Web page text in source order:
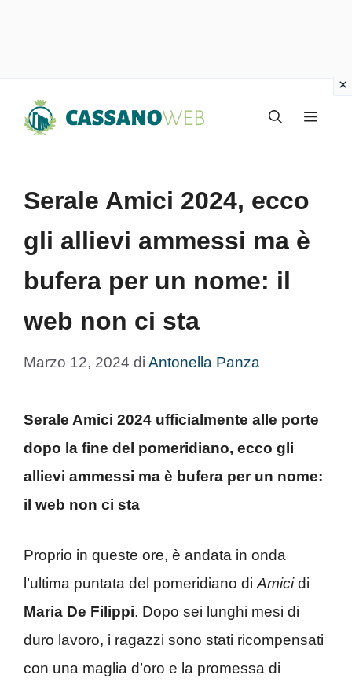
Menu
Serale Amici 2024, ecco
gli allievi ammessi ma è
bufera per un nome: il
web non ci sta
Marzo 12, 2024 di Antonella Panza
Serale Amici 2024 ufficialmente alle porte
dopo la fine del pomeridiano, ecco gli
allievi ammessi ma è bufera per un nome:
il web non ci sta
Proprio in queste ore, è andata in onda
l’ultima puntata del pomeridiano di Amicidi
Maria De Filippi. Dopo sei lunghi mesi di
duro lavoro, i ragazzi sono stati ricompensati
con una maglia d’oro e la promessa di